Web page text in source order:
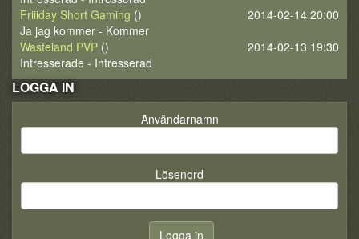
2014-02-14 20:00
Friiiday Short Gaming ()
Ja jag kommer - Kommer
2014-02-13 19:30
Wasteland PVP ()
Intresserade - Intresserad
LOGGA IN
Användarnamn
Lösenord